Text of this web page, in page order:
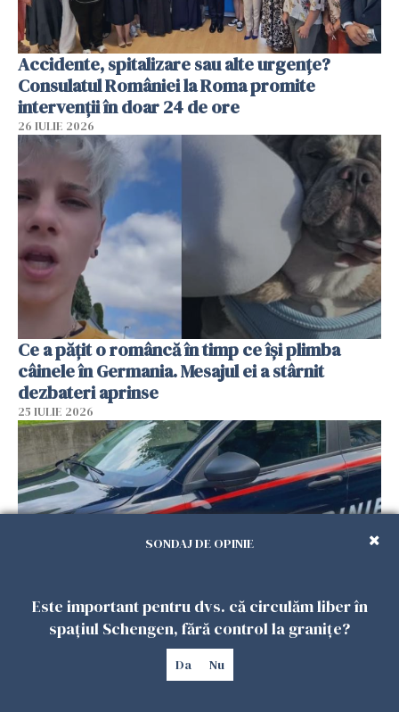
Accidente, spitalizare sau alte urgențe?
Consulatul României la Roma promite
intervenții în doar 24 de ore
26 IULIE 2026
Ce a pățit o româncă în timp ce își plimba
câinele în Germania. Mesajul ei a stârnit
dezbateri aprinse
25 IULIE 2026
Româncă din Italia, acuzată că și-a lăsat copiii
singuri în casă pentru a merge la mall. Vecinii
SONDAJ DE OPINIE
Este important pentru dvs. că circulăm liber în
spațiul Schengen, fără control la granițe?
Da Nu